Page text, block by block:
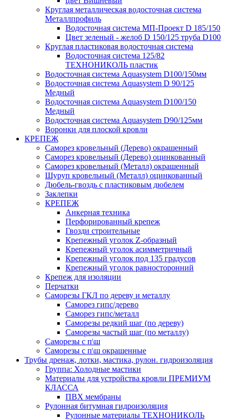
Круглая металлическая водосточная система
Металлпрофиль
Водосточная система МП-Проект D 185/150
Цвет зеленый - желоб D 150/125 труба D100
Круглая пластиковая водосточная система
Водосточная система 125/82
ТЕХНОНИКОЛЬ пластик
Водосточная система Aquasystem D100/150мм
Водосточная система Aquasystem D 90/125
Медный
Водосточная система Aquasystem D100/150
Медный
Водосточная система Aquasystem D90/125мм
Воронки для плоской кровли
КРЕПЕЖ
Саморез кровельный (Дерево) окрашенный
Саморез кровельный (Дерево) оцинкованный
Саморез кровельный (Металл) окрашенный
Шуруп кровельный (Металл) оцинкованный
Дюбель-гвоздь с пластиковым дюбелем
Заклепки
КРЕПЕЖ
Анкерная техника
Перфорированный крепеж
Гвозди строительные
Крепежный уголок Z-образный
Крепежный уголок асимметричный
Крепежный уголок под 135 градусов
Крепежный уголок равносторонний
Крепеж для изоляции
Перчатки
Саморезы ГКЛ по дереву и металлу
Саморез гипс/дерево
Саморез гипс/металл
Саморезы редкий шаг (по дереву)
Саморезы частый шаг (по металлу)
Саморезы с п\ш
Саморезы с п\ш окрашенные
Трубы дренаж, лотки, мастика, рулон. гидроизоляция
Группа: Холодные мастики
Материалы для устройства кровли ПРЕМИУМ
КЛАССА
ПВХ мембраны
Рулонная битумная гидроизоляция
Рулонные материалы ТЕХНОНИКОЛЬ